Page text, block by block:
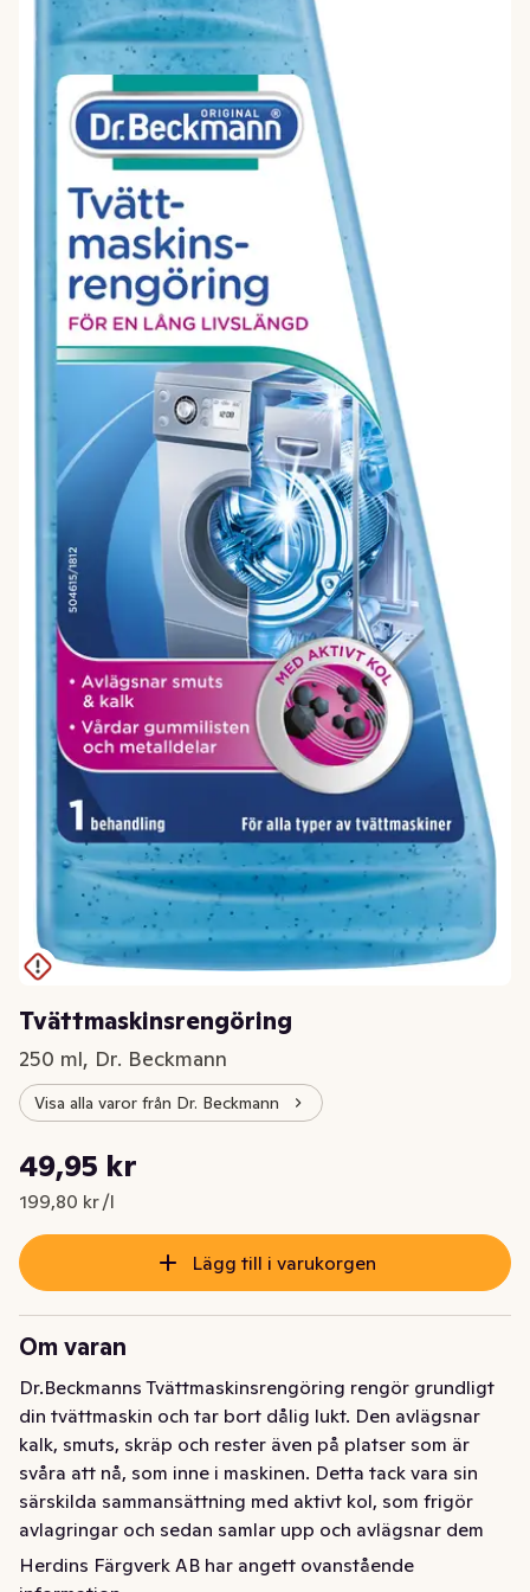
Tvättmaskinsrengöring
250 ml, Dr. Beckmann
Visa alla varor från Dr. Beckmann
Nuvarande pris är: 49,95 kr
49,95 kr
199,80 kr /l
Styckpris: 199,80 kr /l
Lägg till i varukorgen
Om varan
Dr.Beckmanns Tvättmaskinsrengöring rengör grundligt
din tvättmaskin och tar bort dålig lukt. Den avlägsnar
kalk, smuts, skräp och rester även på platser som är
svåra att nå, som inne i maskinen. Detta tack vara sin
särskilda sammansättning med aktivt kol, som frigör
avlagringar och sedan samlar upp och avlägsnar dem
effektivt. Vid regelbunden användning kommer trumma,
ledningar, slangar, gummitätningar och värmare att
Herdins Färgverk AB har angett ovanstående